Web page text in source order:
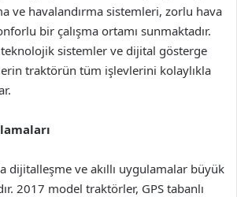
ve havalandırma sistemleri, zorlu hava
bir çalışma ortamı sunmaktadır.
sistemler ve dijital gösterge
traktörün tüm işlevlerini kolaylıkla
dijitalleşme ve akıllı uygulamalar büyük
2017 model traktörler, GPS tabanlı